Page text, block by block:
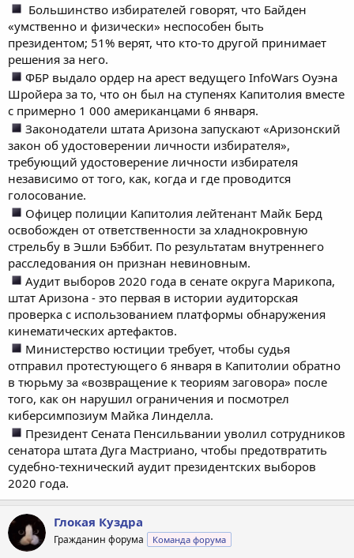
Большинство избирателей говорят, что Байден
«умственно и физически» неспособен быть
президентом; 51% верят, что кто-то другой принимает
решения за него.
ФБР выдало ордер на арест ведущего InfoWars Оуэна
Шройера за то, что он был на ступенях Капитолия вместе
с примерно 1 000 американцами 6 января.
Законодатели штата Аризона запускают «Аризонский
закон об удостоверении личности избирателя»,
требующий удостоверение личности избирателя
независимо от того, как, когда и где проводится
голосование.
Офицер полиции Капитолия лейтенант Майк Берд
освобожден от ответственности за хладнокровную
стрельбу в Эшли Бэббит. По результатам внутреннего
расследования он признан невиновным.
Аудит выборов 2020 года в сенате округа Марикопа,
штат Аризона - это первая в истории аудиторская
проверка с использованием платформы обнаружения
кинематических артефактов.
Министерство юстиции требует, чтобы судья
отправил протестующего 6 января в Капитолии обратно
в тюрьму за «возвращение к теориям заговора» после
того, как он нарушил ограничения и посмотрел
киберсимпозиум Майка Линделла.
Президент Сената Пенсильвании уволил сотрудников
сенатора штата Дуга Мастриано, чтобы предотвратить
судебно-технический аудит президентских выборов
2020 года.
Глокая Куздра
Гражданин форума Команда форума